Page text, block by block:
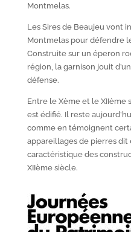
Montmelas.
Les Sires de Beaujeu vont
Montmelas pour défendre
Construite sur un éperon
région, la garnison jouit
défense.
Entre le Xèmeet le XIIème
est édifié. Il reste
comme en témoignent
appareillages de pierres dit
caractéristique des
XIIèmesiècle.